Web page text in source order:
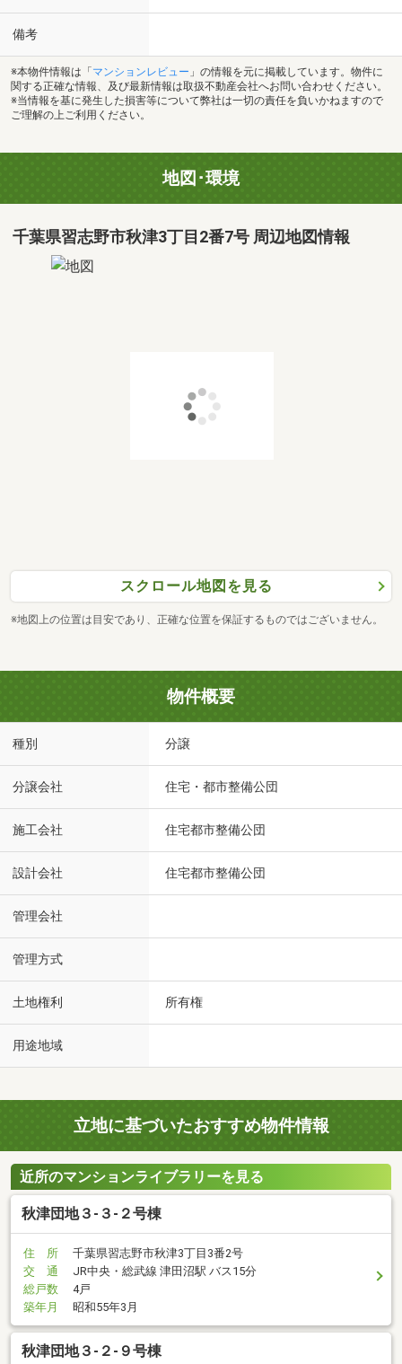
備考
※本物件情報は「 マンションレビュー 」の情報を元に掲載しています。物件に
関する正確な情報、及び最新情報は取扱不動産会社へお問い合わせください。
※当情報を基に発生した損害等について弊社は一切の責任を負いかねますので
ご理解の上ご利用ください。
地図･環境
千葉県習志野市秋津3丁目2番7号 周辺地図情報
スクロール地図を見る
※地図上の位置は目安であり、正確な位置を保証するものではございません。
物件概要
種別 分譲
分譲会社 住宅・都市整備公団
施工会社 住宅都市整備公団
設計会社 住宅都市整備公団
管理会社
管理方式
土地権利 所有権
用途地域
立地に基づいたおすすめ物件情報
近所のマンションライブラリーを見る
秋津団地３-３-２号棟
住 所
千葉県習志野市秋津3丁目3番2号
交 通
JR中央・総武線 津田沼駅 バス15分
総戸数
4戸
築年月
昭和55年3月
秋津団地３-２-９号棟